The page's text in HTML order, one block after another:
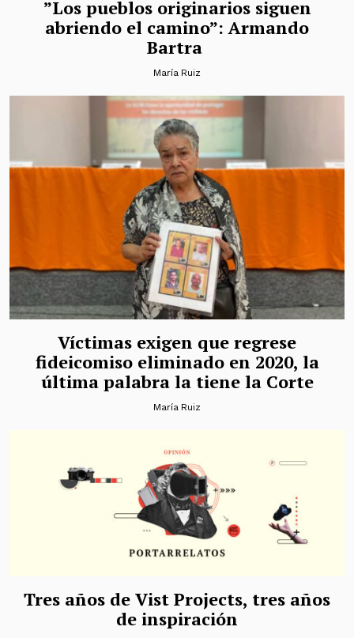
”Los pueblos originarios siguen
abriendo el camino”: Armando
Bartra
María Ruiz
Víctimas exigen que regrese
fideicomiso eliminado en 2020, la
última palabra la tiene la Corte
María Ruiz
Tres años de Vist Projects, tres años
de inspiración